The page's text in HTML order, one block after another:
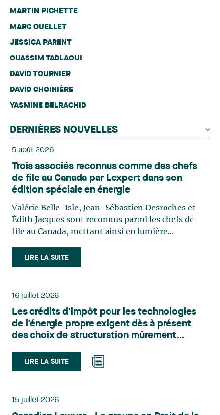
MARTIN PICHETTE
MARC OUELLET
JESSICA PARENT
OUASSIM TADLAOUI
DAVID TOURNIER
DAVID CHOINIÈRE
YASMINE BELRACHID
DERNIÈRES NOUVELLES
5 août 2026
Trois associés reconnus comme des chefs
de file au Canada par Lexpert dans son
édition spéciale en énergie
Valérie Belle-Isle, Jean-Sébastien Desroches et
Édith Jacques sont reconnus parmi les chefs de
file au Canada, mettant ainsi en lumière
le domaine du droit des technologies. Valérie
Belle-Isle est associée au sein du groupe de droit
principalement sur le droit de l’environnement,
du territoire. Elle conseille et représente une
clientèle publique et privée dans le cadre d’enjeux
touchant notamment les obligations
et de permis, l’application et la contestation de
règlements d’urbanisme, ainsi que les dossiers
municipalités dans la validation juridique de leurs
LIRE LA SUITE
16 juillet 2026
Les crédits d'impôt pour les technologies
de l'énergie propre exigent dès à présent
des choix de structuration mûrement
LIRE LA SUITE
15 juillet 2026